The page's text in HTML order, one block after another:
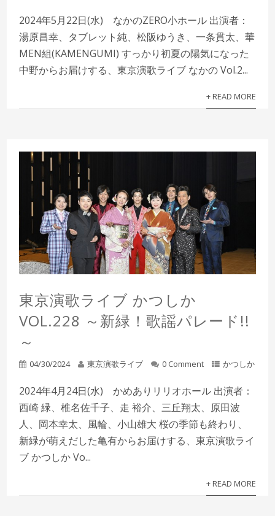
2024年5月22日(水) なかのZERO小ホール 出演者：
湯原昌幸、タブレット純、松阪ゆうき、一条貫太、華
MEN組(KAMENGUMI) すっかり初夏の陽気になった
中野からお届けする、東京演歌ライブ なかの Vol.2...
+ READ MORE
東京演歌ライブ かつしか
VOL.228 ～新緑！歌謡パレード!!
～
04/30/2024 東京演歌ライブ 0 Comment かつしか
2024年4月24日(水) かめありリリオホール 出演者：
西崎 緑、椎名佐千子、走 裕介、三丘翔太、原田波
人、岡本幸太、風輪、小山雄大 桜の季節も終わり、
新緑が萌えだした亀有からお届けする、東京演歌ライ
ブ かつしか Vo...
+ READ MORE